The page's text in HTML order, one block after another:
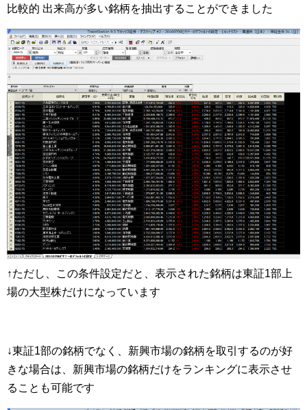
比較的 出来高が多い銘柄を抽出することができました
↑ただし、この条件設定だと、表示された銘柄は東証1部上
場の大型株だけになっています
↓東証1部の銘柄でなく、新興市場の銘柄を取引するのが好
きな場合は、新興市場の銘柄だけをランキングに表示させ
ることも可能です